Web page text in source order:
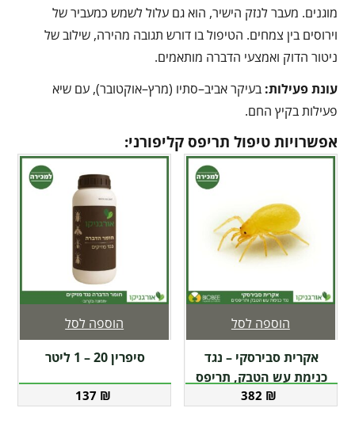
מוגנים. מעבר לנזק הישיר, הוא גם עלול לשמש כמעביר של
וירוסים בין צמחים. הטיפול בו דורש תגובה מהירה, שילוב של
ניטור הדוק ואמצעי הדברה מותאמים.
עונת פעילות: בעיקר אביב–סתיו (מרץ–אוקטובר), עם שיא
פעילות בקיץ החם.
אפשרויות טיפול תריפס קליפורני:
אקרית סבירסקי – נגד
כנימת עש הטבק, תריפס
382 ₪
הוספה לסל
סיפרין 20 – 1 ליטר
137 ₪
הוספה לסל